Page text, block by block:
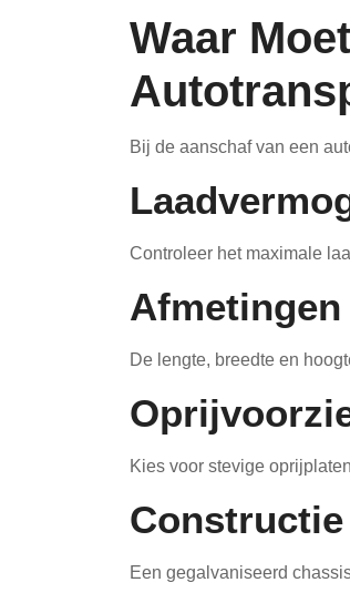
Waar
Bij de aanschaf van een
Controleer het maximale
Afmetingen
De lengte, breedte en
Kies voor stevige
Een gegalvaniseerd